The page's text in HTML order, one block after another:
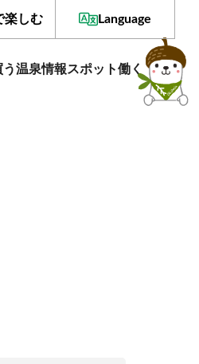
楽しむ Language
温泉情報スポット働く